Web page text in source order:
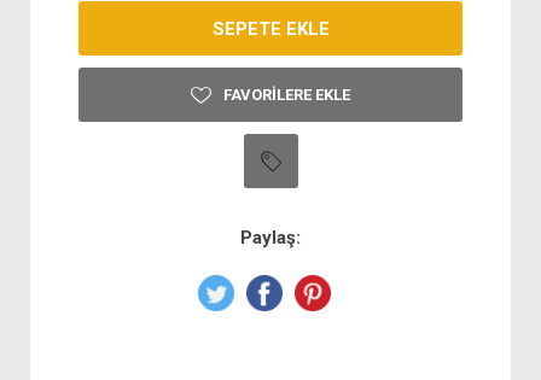
FAVORILERE EKLE
Paylaş: